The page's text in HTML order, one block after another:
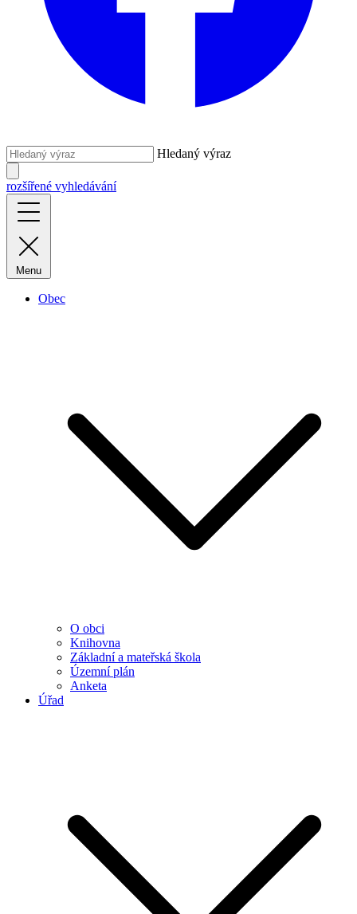
Hledaný výraz
rozšířené vyhledávání
Menu
Obec
O obci
Knihovna
Základní a mateřská škola
Územní plán
Anketa
Úřad